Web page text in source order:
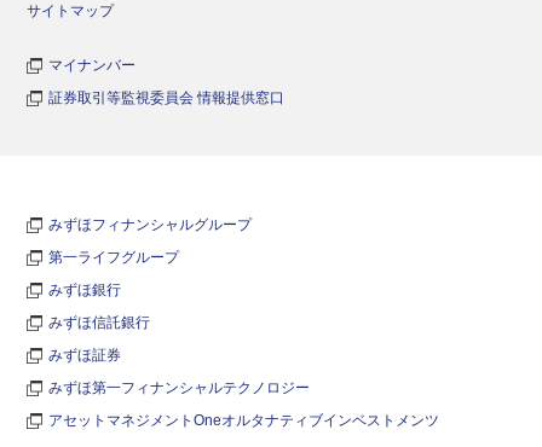
サイトマップ
マイナンバー
証券取引等監視委員会 情報提供窓口
みずほフィナンシャルグループ
第一ライフグループ
みずほ銀行
みずほ信託銀行
みずほ証券
みずほ第一フィナンシャルテクノロジー
アセットマネジメントOneオルタナティブインベストメンツ